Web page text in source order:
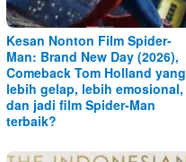
Kesan Nonton Film Spider-
Man: Brand New Day (2026),
Comeback Tom Holland yang
lebih gelap, lebih emosional,
dan jadi film Spider-Man
terbaik?